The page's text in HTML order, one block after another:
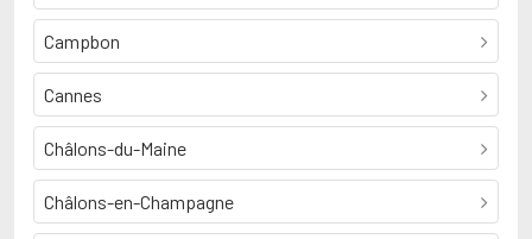
Campbon
Cannes
Châlons-du-Maine
Châlons-en-Champagne